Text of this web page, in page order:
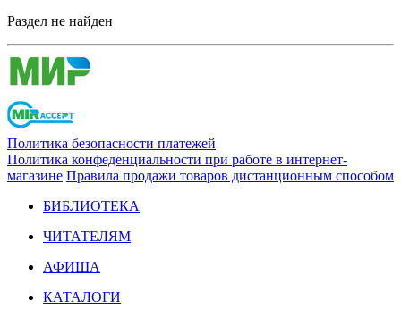
Раздел не найден
Политика безопасности платежей
Политика конфеденциальности при работе в интернет-
магазине Правила продажи товаров дистанционным способом
БИБЛИОТЕКА
ЧИТАТЕЛЯМ
АФИША
КАТАЛОГИ